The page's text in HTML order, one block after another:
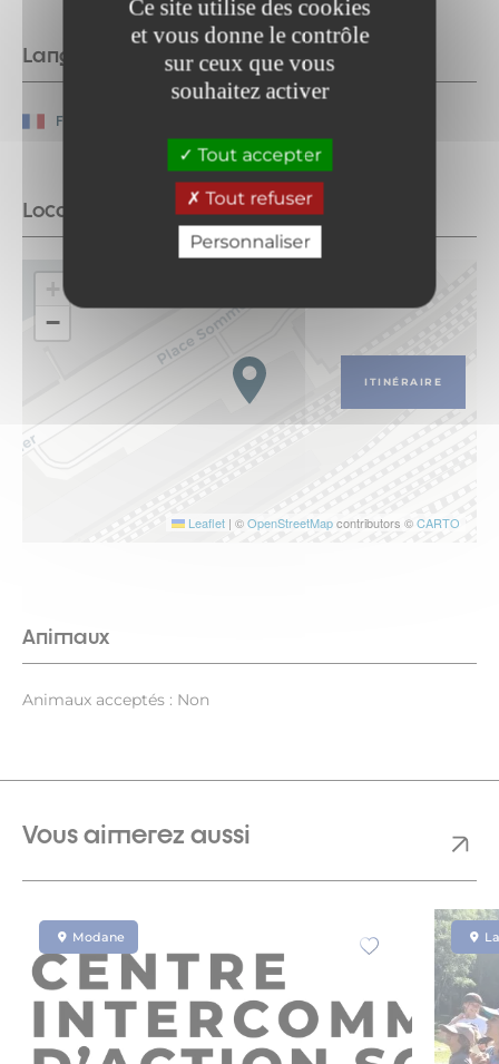
Ce site utilise des cookies
et vous donne le contrôle
sur ceux que vous
souhaitez activer
Tout accepter
Tout refuser
Personnaliser
Langues parlées
Français
Localisation
+
−
Leaflet | ©OpenStreetMapcontributors ©CARTO
ITINÉRAIRE
Animaux
Animaux acceptés : Non
Vous aimerez aussi
Modane